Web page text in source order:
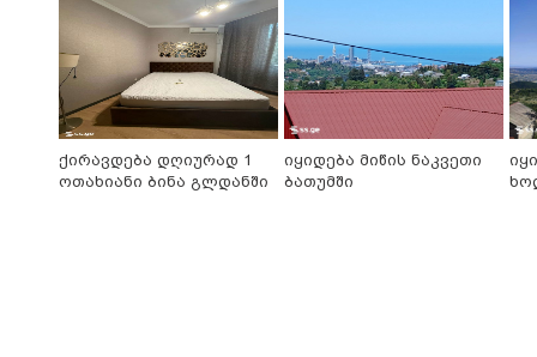
ქირავდება დღიურად 1
ოთახიანი ბინა გლდანში
იყიდება მიწის ნაკვეთი
ბათუმში